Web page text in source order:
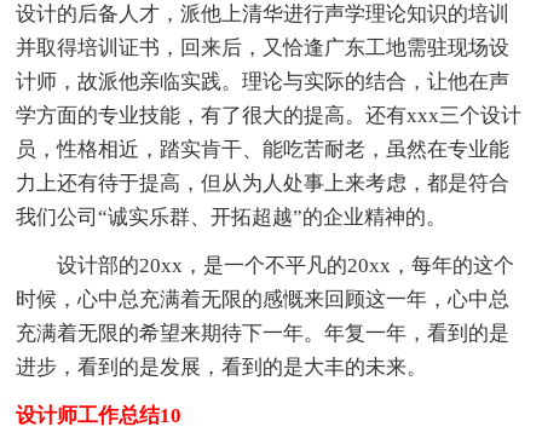
设计的后备人才，派他上清华进行声学理论知识的培训
并取得培训证书，回来后，又恰逢广东工地需驻现场设
计师，故派他亲临实践。理论与实际的结合，让他在声
学方面的专业技能，有了很大的提高。还有xxx三个设计
员，性格相近，踏实肯干、能吃苦耐老，虽然在专业能
力上还有待于提高，但从为人处事上来考虑，都是符合
我们公司“诚实乐群、开拓超越”的企业精神的。
设计部的20xx，是一个不平凡的20xx，每年的这个
时候，心中总充满着无限的感慨来回顾这一年，心中总
充满着无限的希望来期待下一年。年复一年，看到的是
进步，看到的是发展，看到的是大丰的未来。
设计师工作总结10